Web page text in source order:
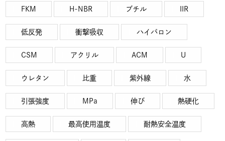
FKM H-NBR ブチル IIR
低反発 衝撃吸収 ハイパロン
CSM アクリル ACM U
ウレタン 比重 紫外線 水
引張強度 MPa 伸び 熱硬化
高熱 最高使用温度 耐熱安全温度